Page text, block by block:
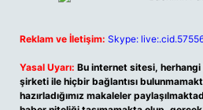
Reklam ve İletişim: Skype:
Yasal Uyarı: Bu internet sitesi,
şirketi ile hiçbir bağlantısı
hazırladığımız makaleler